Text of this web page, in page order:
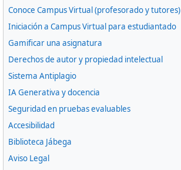
Conoce Campus Virtual (profesorado y tutores)
Iniciación a Campus Virtual para estudiantado
Gamificar una asignatura
Derechos de autor y propiedad intelectual
Sistema Antiplagio
IA Generativa y docencia
Seguridad en pruebas evaluables
Accesibilidad
Biblioteca Jábega
Aviso Legal